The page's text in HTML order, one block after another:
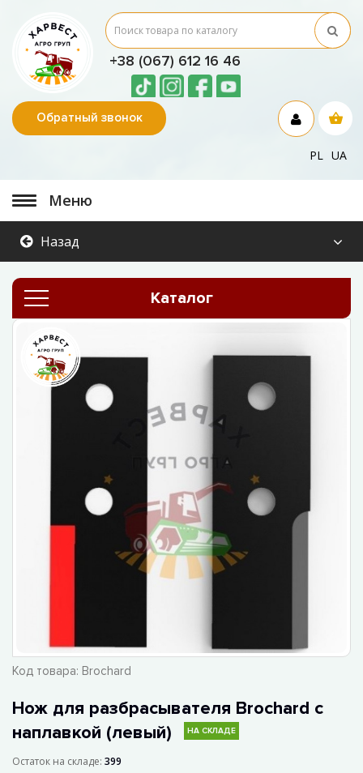
+38 (067) 612 16 46
Обратный звонок
PL UA
Меню
Назад
Каталог
Код товара: Brochard
Нож для разбрасывателя Brochard с
наплавкой (левый)
НА СКЛАДЕ
Остаток на складе: 399